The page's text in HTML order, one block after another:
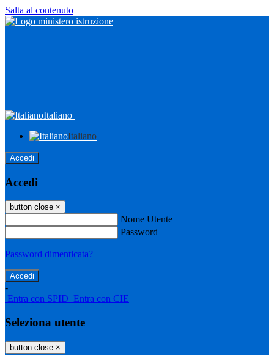
Salta al contenuto
Italiano
Italiano
Accedi
Accedi
button close ×
Nome Utente
Password
Password dimenticata?
-
Entra con SPID Entra con CIE
Seleziona utente
button close ×